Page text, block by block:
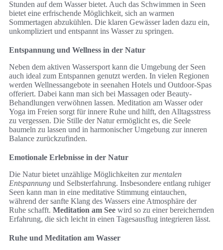
Stunden auf dem Wasser bietet. Auch das Schwimmen in Seen
bietet eine erfrischende Möglichkeit, sich an warmen
Sommertagen abzukühlen. Die klaren Gewässer laden dazu ein,
unkompliziert und entspannt ins Wasser zu springen.
Entspannung und Wellness in der Natur
Neben dem aktiven Wassersport kann die Umgebung der Seen
auch ideal zum Entspannen genutzt werden. In vielen Regionen
werden Wellnessangebote in seenahen Hotels und Outdoor-Spas
offeriert. Dabei kann man sich bei Massagen oder Beauty-
Behandlungen verwöhnen lassen. Meditation am Wasser oder
Yoga im Freien sorgt für innere Ruhe und hilft, den Alltagsstress
zu vergessen. Die Stille der Natur ermöglicht es, die Seele
baumeln zu lassen und in harmonischer Umgebung zur inneren
Balance zurückzufinden.
Emotionale Erlebnisse in der Natur
Die Natur bietet unzählige Möglichkeiten zurmentalen
Entspannung und Selbsterfahrung. Insbesondere entlang ruhiger
Seen kann man in eine meditative Stimmung eintauchen,
während der sanfte Klang des Wassers eine Atmosphäre der
Ruhe schafft. Meditation am See wird so zu einer bereichernden
Erfahrung, die sich leicht in einen Tagesausflug integrieren lässt.
Ruhe und Meditation am Wasser